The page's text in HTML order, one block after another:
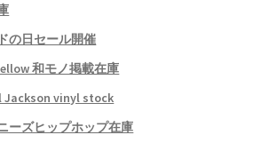
の日セール開催
和モノ掲載在庫
Jackson vinyl stock
ーズヒップホップ在庫